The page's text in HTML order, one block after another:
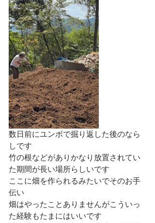
数日前にユンボで掘り返した後のなら
しです
竹の根などがありかなり放置されてい
た期間が長い場所らしいです
ここに畑を作られるみたいでそのお手
伝い
畑はやったことありませんがこういっ
た経験もたまにはいいです